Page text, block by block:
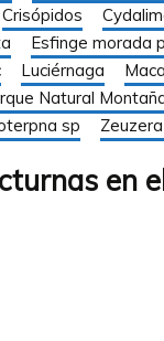
Crisópidos
Esfinge morada
Luciérnaga
Natural
sp
en